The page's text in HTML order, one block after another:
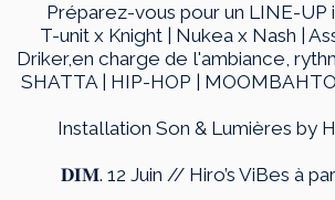
Préparez-vous pour un LINE-UP
T-unit x Knight | Nukea x Nash |
Driker,en charge de l'ambiance,
SHATTA | HIP-HOP |
Installation Son & Lumières by
𝐃𝐈𝐌. 12 Juin // Hiro’s ViBes à